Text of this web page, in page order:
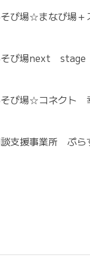
び場☆まなび場
そび場next
そび場☆コネク
支援事業所 ぷ